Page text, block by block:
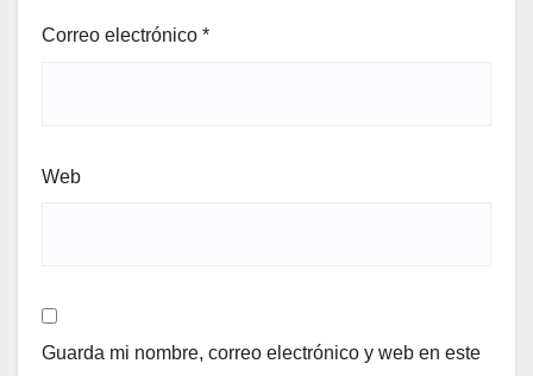
Correo electrónico *
Web
Guarda mi nombre, correo electrónico y web en este